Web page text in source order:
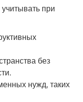
при
без
нужд, таких